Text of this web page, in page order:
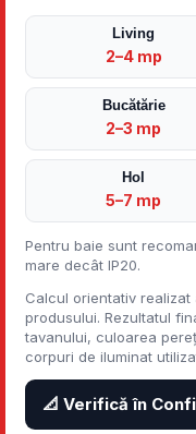
Living
2–4 mp
Bucătărie
2–3 mp
Hol
5–7 mp
Pentru baie sunt
mare decât IP20.
Calcul orientativ
produsului. Rezultatul
tavanului, culoarea
corpuri de iluminat
📐 Verifică în